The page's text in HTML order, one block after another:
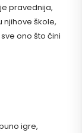
pravednija,
njihove škole,
ono što čini
igre,